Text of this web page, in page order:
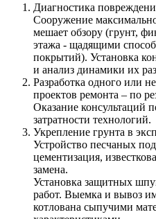
Диагностика
Сооружение
мешает обзору (грунт,
этажа - щадящими
покрытий). Установка
и анализ динамики их
Разработка одного или
проектов ремонта – по
Оказание консультаций
затратности технологий.
Укрепление грунта в
Устройство песчаных
цементизация,
замена.
Установка защитных
работ. Выемка и вывоз
котлована сыпучими